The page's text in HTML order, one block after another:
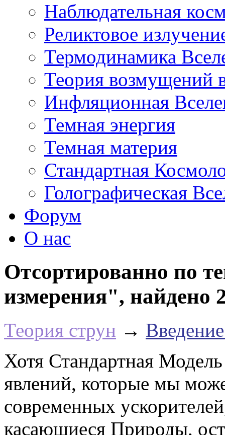
Наблюдательная
Реликтовое
Термодинамика
Теория возмущений
Инфляционная
Темная энергия
Темная материя
Стандартная
Голографическая
Форум
О нас
Отсортированно по
измерения", найдено
Теория струн →
Хотя Стандартная
явлений, которые мы
современных
касающиеся Природы,